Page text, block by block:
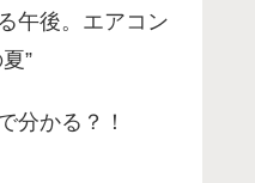
午後。エアコン
”
分かる？！